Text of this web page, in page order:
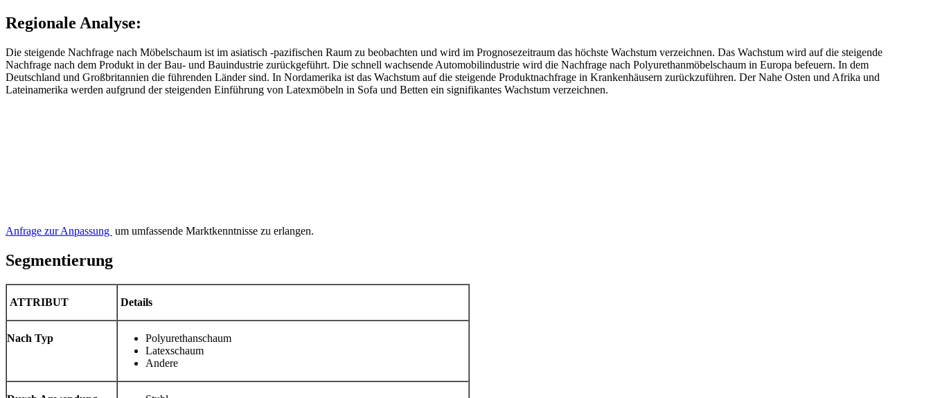
Regionale Analyse:
Die steigende Nachfrage nach Möbelschaum ist im asiatisch -pazifischen Raum zu beobachten und wird im Prognosezeitraum das höchste Wachstum verzeichnen. Das Wachstum wird auf die steigende
Nachfrage nach dem Produkt in der Bau- und Bauindustrie zurückgeführt. Die schnell wachsende Automobilindustrie wird die Nachfrage nach Polyurethanmöbelschaum in Europa befeuern. In dem
Deutschland und Großbritannien die führenden Länder sind. In Nordamerika ist das Wachstum auf die steigende Produktnachfrage in Krankenhäusern zurückzuführen. Der Nahe Osten und Afrika und
Lateinamerika werden aufgrund der steigenden Einführung von Latexmöbeln in Sofa und Betten ein signifikantes Wachstum verzeichnen.
Anfrage zur Anpassung um umfassende Marktkenntnisse zu erlangen.
Segmentierung
ATTRIBUT Details
Nach Typ
Polyurethanschaum
Latexschaum
Andere